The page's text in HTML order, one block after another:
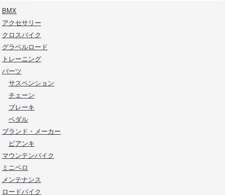
BMX
アクセサリー
クロスバイク
グラベルロード
トレーニング
パーツ
サスペンション
チェーン
ブレーキ
ペダル
ブランド・メーカー
ビアンキ
マウンテンバイク
ミニベロ
メンテナンス
ロードバイク